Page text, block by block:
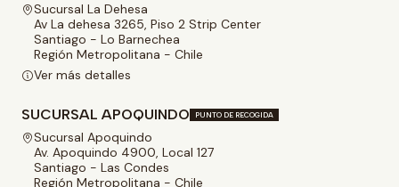
Sucursal La Dehesa
Av La dehesa 3265, Piso 2 Strip Center
Santiago - Lo Barnechea
Región Metropolitana - Chile
Ver más detalles
SUCURSAL APOQUINDO PUNTO DE RECOGIDA
Sucursal Apoquindo
Av. Apoquindo 4900, Local 127
Santiago - Las Condes
Región Metropolitana - Chile